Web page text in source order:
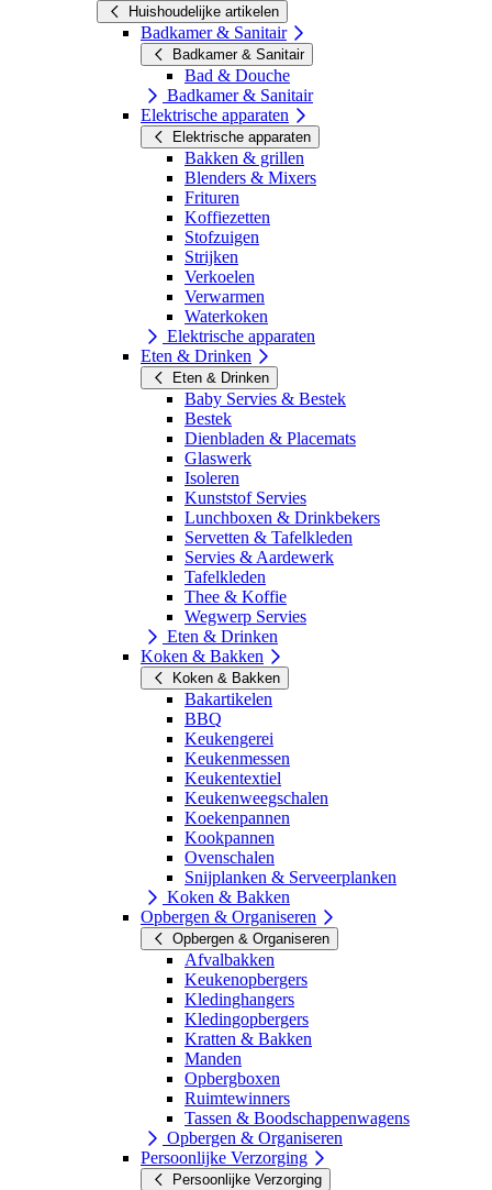
Huishoudelijke artikelen
Badkamer & Sanitair
Badkamer & Sanitair
Bad & Douche
Badkamer & Sanitair
Elektrische apparaten
Elektrische apparaten
Bakken & grillen
Blenders & Mixers
Frituren
Koffiezetten
Stofzuigen
Strijken
Verkoelen
Verwarmen
Waterkoken
Elektrische apparaten
Eten & Drinken
Eten & Drinken
Baby Servies & Bestek
Bestek
Dienbladen & Placemats
Glaswerk
Isoleren
Kunststof Servies
Lunchboxen & Drinkbekers
Servetten & Tafelkleden
Servies & Aardewerk
Tafelkleden
Thee & Koffie
Wegwerp Servies
Eten & Drinken
Koken & Bakken
Koken & Bakken
Bakartikelen
BBQ
Keukengerei
Keukenmessen
Keukentextiel
Keukenweegschalen
Koekenpannen
Kookpannen
Ovenschalen
Snijplanken & Serveerplanken
Koken & Bakken
Opbergen & Organiseren
Opbergen & Organiseren
Afvalbakken
Keukenopbergers
Kledinghangers
Kledingopbergers
Kratten & Bakken
Manden
Opbergboxen
Ruimtewinners
Tassen & Boodschappenwagens
Opbergen & Organiseren
Persoonlijke Verzorging
Persoonlijke Verzorging